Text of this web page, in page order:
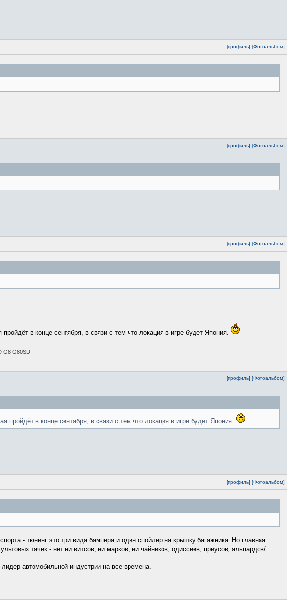
[профиль] [Фотоальбом]
[профиль] [Фотоальбом]
[профиль] [Фотоальбом]
в конце сентября, в связи с тем что локация в игре будет Япония.
G8 G80SD
[профиль] [Фотоальбом]
пройдёт в конце сентября, в связи с тем что локация в игре будет Япония.
[профиль] [Фотоальбом]
- тюнинг это три вида бампера и один спойлер на крышку багажника. Но главная
тачек - нет ни витсов, ни марков, ни чайников, одиссеев, приусов, альпардов/
автомобильной индустрии на все времена.